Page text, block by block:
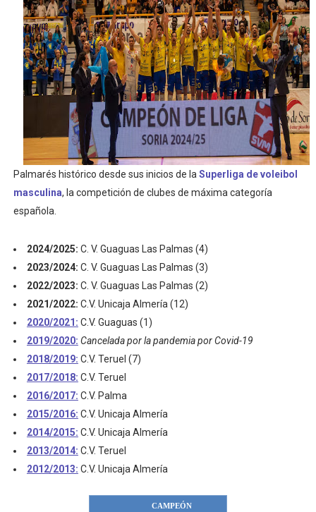
Athletes Unlimited Softball League 2026 - Las Utah
Mundial de piragüismo slalom 2026 (Oklahoma City,
Tour de Francia masculino 2026 - Tadej Pogacar
Mundial de Fórmula 1 2026 - Lando Norris consigue
Campeonato de Europa de high diving 2026 (París,
Palmarés histórico desde sus inicios de la Superliga de voleibol
masculina, la competición de clubes de máxima categoría
española.
2024/2025: C. V. Guaguas Las Palmas (4)
2023/2024: C. V. Guaguas Las Palmas (3)
2022/2023: C. V. Guaguas Las Palmas (2)
2021/2022: C.V. Unicaja Almería (12)
2020/2021: C.V. Guaguas (1)
2019/2020: Cancelada por la pandemia por Covid-19
2018/2019: C.V. Teruel (7)
2017/2018: C.V. Teruel
2016/2017: C.V. Palma
2015/2016: C.V. Unicaja Almería
2014/2015: C.V. Unicaja Almería
2013/2014: C.V. Teruel
2012/2013: C.V. Unicaja Almería
CAMPEÓN